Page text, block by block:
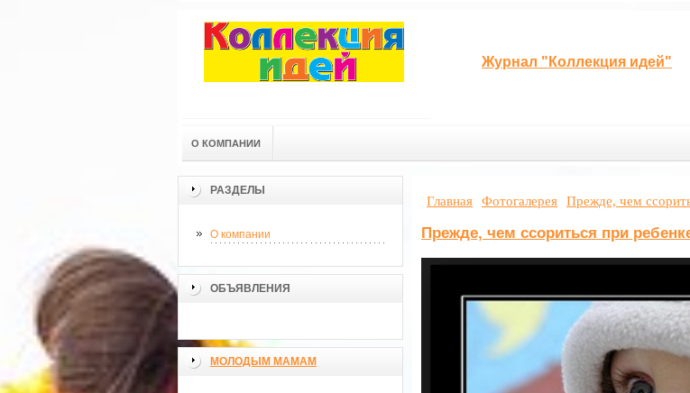
Журнал "Коллекция идей"
О КОМПАНИИ
РАЗДЕЛЫ
О компании
ОБЪЯВЛЕНИЯ
МОЛОДЫМ МАМАМ
Главная Фотогалерея Прежде, чем
Прежде, чем ссориться при